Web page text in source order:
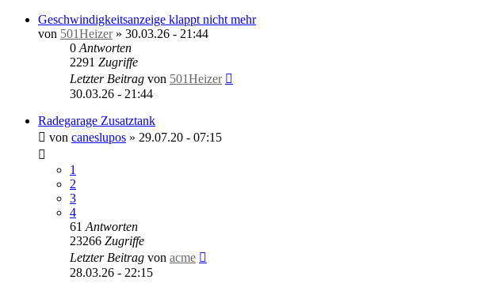
Geschwindigkeitsanzeige klappt nicht mehr
von 501Heizer» 30.03.26 - 21:44
0 Antworten
2291 Zugriffe
Letzter Beitrag von 501Heizer
30.03.26 - 21:44
Radegarage Zusatztank
von caneslupos » 29.07.20 - 07:15
1
2
3
4
61 Antworten
23266 Zugriffe
Letzter Beitrag von acme
28.03.26 - 22:15